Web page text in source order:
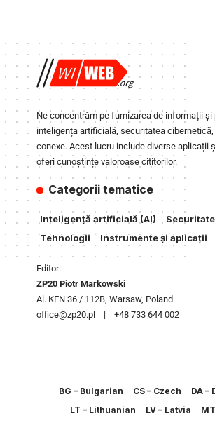
Ne concentrăm pe furnizarea de informații
inteligența artificială, securitatea
conexe. Acest lucru include diverse aplicații
oferi cunoștințe valoroase cititorilor.
Categorii tematice
Inteligență artificială (AI)
Tehnologii
Instrumente și aplicații
Editor:
ZP20 Piotr Markowski
Al. KEN 36 / 112B, Warsaw, Poland
office@zp20.pl | +48 733 644 002
BG – Bulgarian CS – Czech DA –
LT – Lithuanian
LV – Latvia